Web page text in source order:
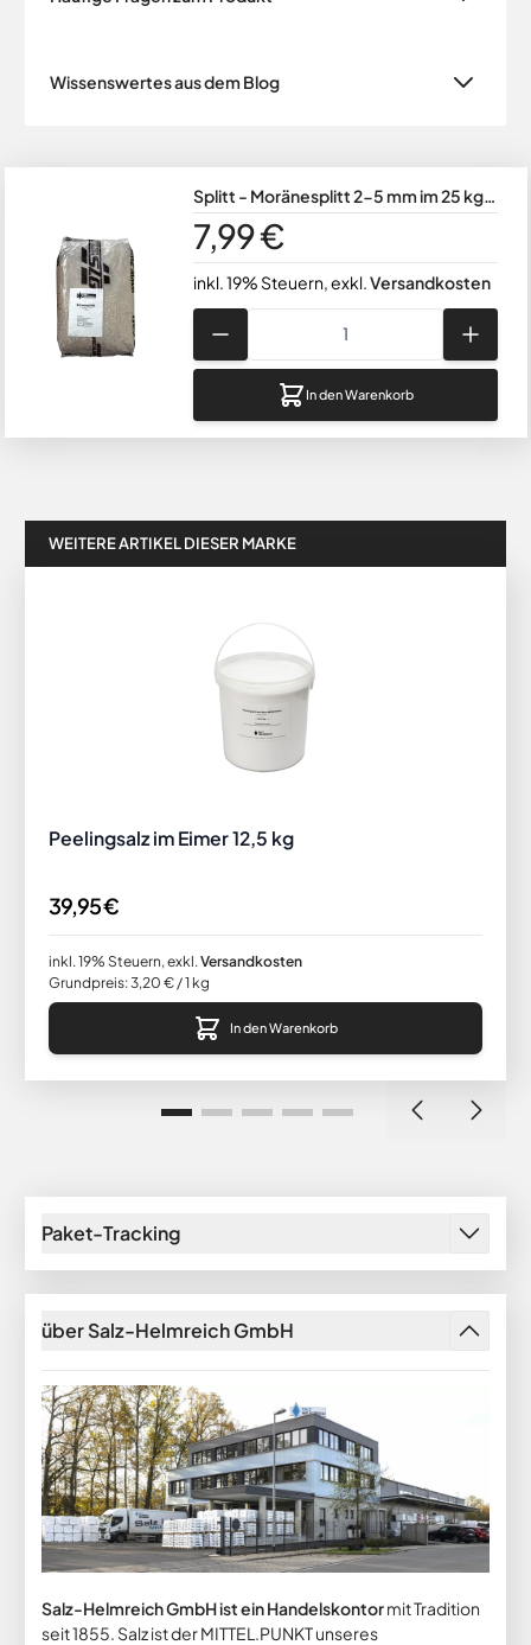
Paket-Tracking
über Salz-Helmreich GmbH
Salz-Helmreich GmbH ist ein Handelskontormit Tradition
seit 1855. Salz ist der MITTEL.PUNKT unseres
Wissenswertes aus dem Blog
Splitt - Moränesplitt 2-5 mm im 25 kg
Sack
7,99 €
inkl. 19% Steuern,exkl.Versandkosten
Menge
In den Warenkorb
WEITERE ARTIKEL DIESER MARKE
Peelingsalz im Eimer 12,5 kg
39,95 €
inkl. 19% Steuern, exkl. Versandkosten
Grundpreis:3,20 € / 1 kg
In den Warenkorb